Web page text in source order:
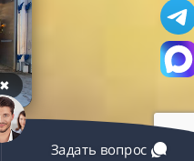
✖
Задать вопрос